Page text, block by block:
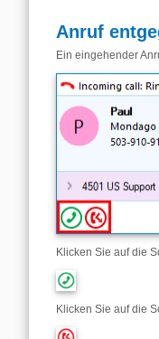
Anruf
Ein eingehender
Klicken Sie auf die
Klicken Sie auf die